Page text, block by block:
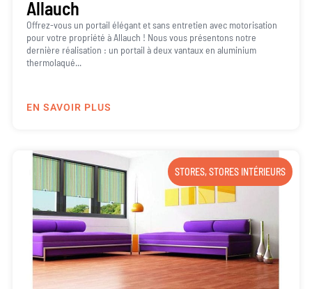
Allauch
Offrez-vous un portail élégant et sans entretien avec motorisation
pour votre propriété à Allauch ! Nous vous présentons notre
dernière réalisation : un portail à deux vantaux en aluminium
thermolaqué...
EN SAVOIR PLUS
STORES,STORES INTÉRIEURS